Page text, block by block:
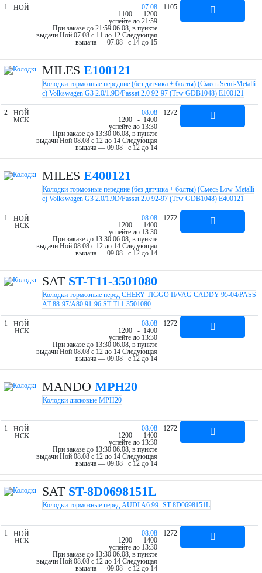
1 НОЙ
07.08
1100 - 1200
успейте до 21:59
При заказе до 21:59 06.08, в пункте
выдачи Ной 07.08 c 11 до 12 Следующая
выдача — 07.08 c 14 до 15
1105
MILES E100121
Колодки тормозные передние (без датчика + болты) (Смесь Semi-Metalli
c) Volkswagen G3 2.0/1.9D/Passat 2.0 92-97 (Trw GDB1048) E100121
2
НОЙ
МСК
08.08
1200 - 1400
успейте до 13:30
При заказе до 13:30 06.08, в пункте
выдачи Ной 08.08 c 12 до 14 Следующая
выдача — 09.08 c 12 до 14
1272
MILES E400121
Колодки тормозные передние (без датчика + болты) (Смесь Low-Metalli
c) Volkswagen G3 2.0/1.9D/Passat 2.0 92-97 (Trw GDB1048) E400121
1
НОЙ
НСК
08.08
1200 - 1400
успейте до 13:30
При заказе до 13:30 06.08, в пункте
выдачи Ной 08.08 c 12 до 14 Следующая
выдача — 09.08 c 12 до 14
1272
SAT ST-T11-3501080
Колодки тормозные перед CHERY TIGGO II/VAG CADDY 95-04/PASS
AT 88-97/A80 91-96 ST-T11-3501080
1
НОЙ
НСК
08.08
1200 - 1400
успейте до 13:30
При заказе до 13:30 06.08, в пункте
выдачи Ной 08.08 c 12 до 14 Следующая
выдача — 09.08 c 12 до 14
1272
MANDO MPH20
Колодки дисковые MPH20
1
НОЙ
НСК
08.08
1200 - 1400
успейте до 13:30
При заказе до 13:30 06.08, в пункте
выдачи Ной 08.08 c 12 до 14 Следующая
выдача — 09.08 c 12 до 14
1272
SAT ST-8D0698151L
Колодки тормозные перед AUDI A6 99- ST-8D0698151L
1
НОЙ
НСК
08.08
1200 - 1400
успейте до 13:30
При заказе до 13:30 06.08, в пункте
выдачи Ной 08.08 c 12 до 14 Следующая
выдача — 09.08 c 12 до 14
1272